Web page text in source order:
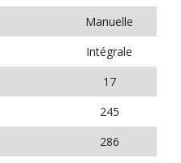
Manuelle
Intégrale
17
245
286